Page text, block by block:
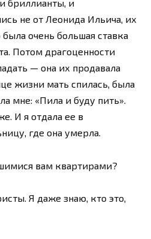
бриллианты, и
не от Леонида Ильича, их
очень большая ставка
Потом драгоценности
— она их продавала
жизни мать спилась, была
мне: «Пила и буду пить».
И я отдала ее в
где она умерла.
вам квартирами?
Я даже знаю, кто это,